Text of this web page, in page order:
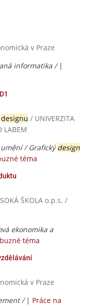
v Praze
informatika / |
designu / UNIVERZITA
LABEM
/ Grafickýdesign
téma
ŠKOLA o.p.s. /
ekonomika a
téma
v Praze
/ | Práce na